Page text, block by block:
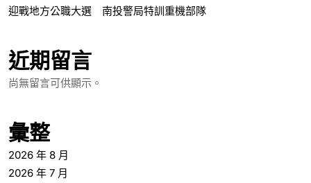
迎戰地方公職大選 南投警局特訓重機部隊
近期留言
尚無留言可供顯示。
彙整
2026 年 8 月
2026 年 7 月